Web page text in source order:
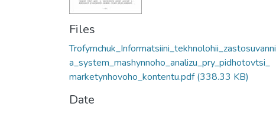
Files
Trofymchuk_Informatsiini_tekhnolohii_zastosuvanni
a_system_mashynnoho_analizu_pry_pidhotovtsi_
marketynhovoho_kontentu.pdf(338.33 KB)
Date